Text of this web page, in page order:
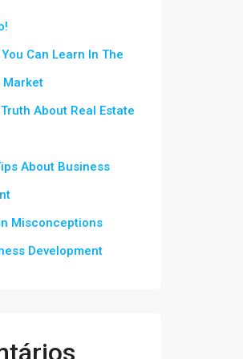
Can Learn In The
Market
About Real Estate
About Business
Misconceptions
Development